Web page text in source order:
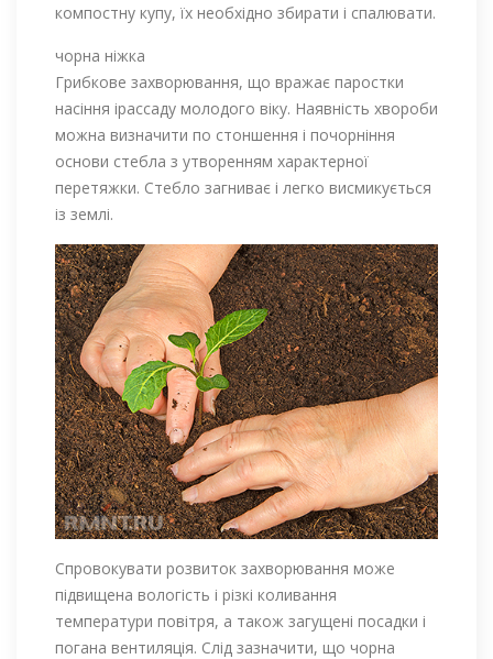
компостну купу, їх необхідно збирати і спалювати.
чорна ніжка
Грибкове захворювання, що вражає паростки
насіння ірассаду молодого віку. Наявність хвороби
можна визначити по стоншення і почорніння
основи стебла з утворенням характерної
перетяжки. Стебло загниває і легко висмикується
із землі.
Спровокувати розвиток захворювання може
підвищена вологість і різкі коливання
температури повітря, а також загущені посадки і
погана вентиляція. Слід зазначити, що чорна